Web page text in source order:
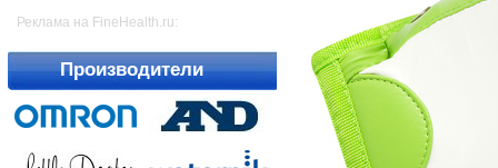
Реклама на FineHealth.ru:
Производители